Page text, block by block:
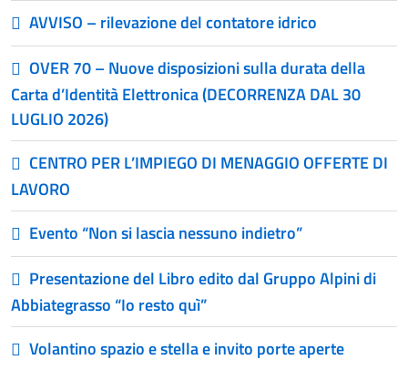
AVVISO – rilevazione del contatore idrico
OVER 70 – Nuove disposizioni sulla durata della
Carta d’Identità Elettronica (DECORRENZA DAL 30
LUGLIO 2026)
CENTRO PER L’IMPIEGO DI MENAGGIO OFFERTE DI
LAVORO
Evento “Non si lascia nessuno indietro”
Presentazione del Libro edito dal Gruppo Alpini di
Abbiategrasso “Io resto quì”
Volantino spazio e stella e invito porte aperte